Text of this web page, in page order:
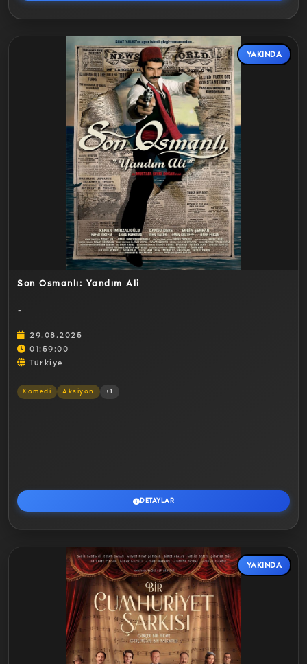
YAKINDA
Detaylar
Son Osmanlı: Yandım Ali
-
29.08.2025
01:59:00
Türkiye
Komedi Aksiyon +1
DETAYLAR
YAKINDA